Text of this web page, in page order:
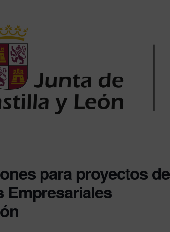
para proyectos de
Empresariales